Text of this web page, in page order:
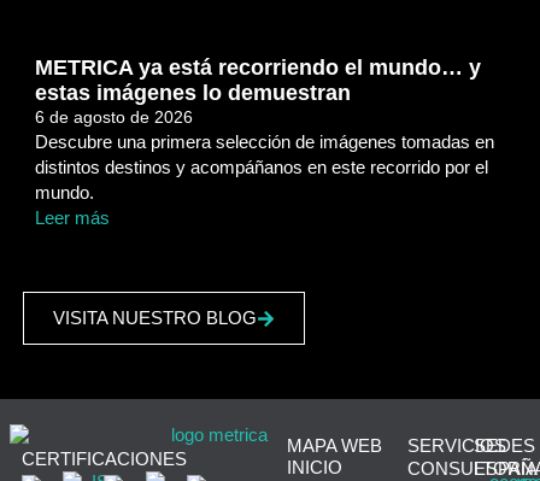
METRICA ya está recorriendo el mundo… y
estas imágenes lo demuestran
6 de agosto de 2026
Descubre una primera selección de imágenes tomadas en
distintos destinos y acompáñanos en este recorrido por el
mundo.
Leer más
VISITA NUESTRO BLOG
CERTIFICACIONES
MAPA WEB
INICIO
SERVICIOS
CONSULTORÍA
SEDES